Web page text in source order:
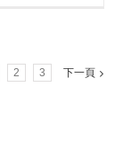
2 3 下一頁